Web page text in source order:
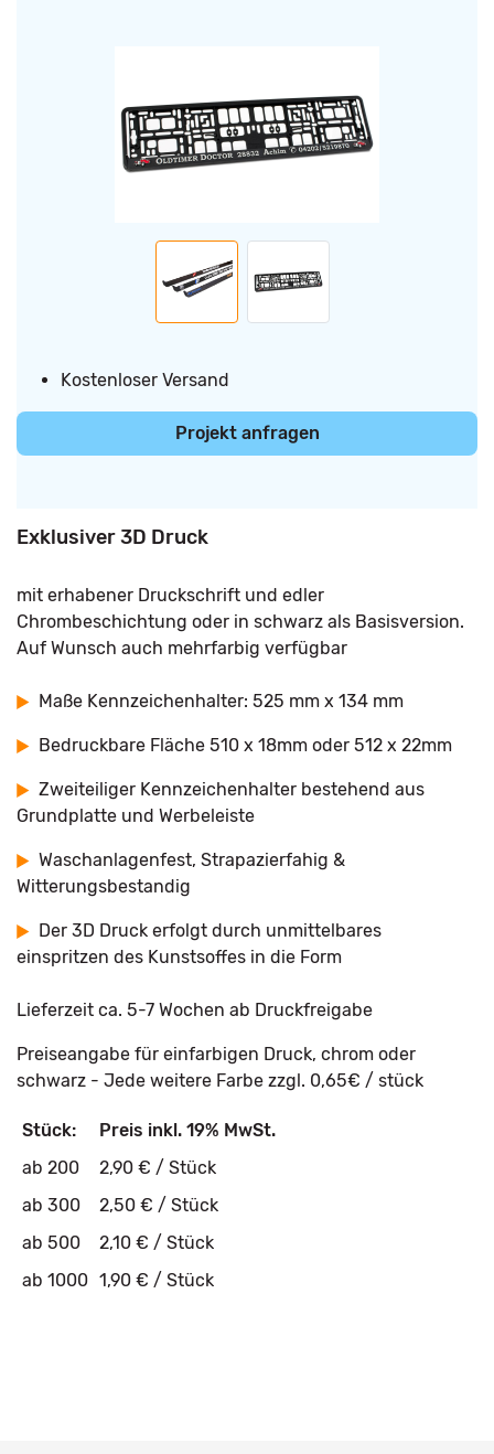
Kostenloser Versand
Projekt anfragen
Exklusiver 3D Druck
mit erhabener Druckschrift und edler
Chrombeschichtung oder in schwarz als Basisversion.
Auf Wunsch auch mehrfarbig verfügbar
Maße Kennzeichenhalter: 525 mm x 134 mm
Bedruckbare Fläche 510 x 18mm oder 512 x 22mm
Zweiteiliger Kennzeichenhalter bestehend aus
Grundplatte und Werbeleiste
Waschanlagenfest, Strapazierfahig &
Witterungsbestandig
Der 3D Druck erfolgt durch unmittelbares
einspritzen des Kunstsoffes in die Form
Lieferzeit ca. 5-7 Wochen ab Druckfreigabe
Preiseangabe für einfarbigen Druck, chrom oder
schwarz - Jede weitere Farbe zzgl. 0,65€ / stück
Stück:
Preis inkl. 19% MwSt.
ab 200
2,90 € / Stück
ab 300
2,50 € / Stück
ab 500
2,10 € / Stück
ab 1000 1,90 € / Stück